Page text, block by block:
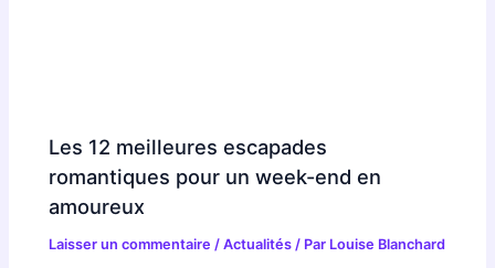
Les 12 meilleures escapades
romantiques pour un week-end en
amoureux
Laisser un commentaire /Actualités / Par Louise Blanchard